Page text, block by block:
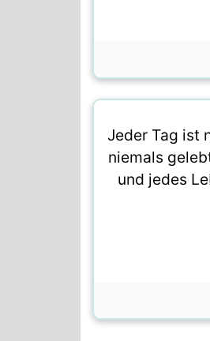
Jeder Tag ist
niemals
und jedes